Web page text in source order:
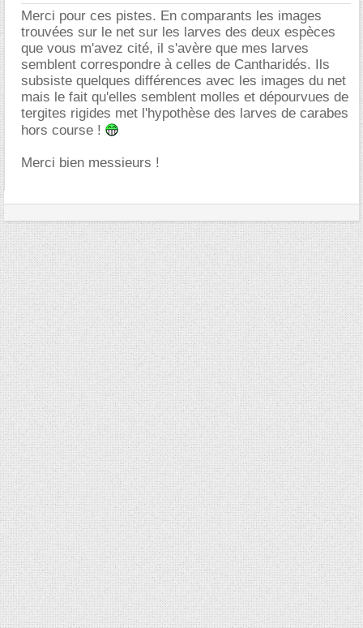
Merci pour ces pistes. En comparants les images
trouvées sur le net sur les larves des deux espèces
que vous m'avez cité, il s'avère que mes larves
semblent correspondre à celles de Cantharidés. Ils
subsiste quelques différences avec les images du net
mais le fait qu'elles semblent molles et dépourvues de
tergites rigides met l'hypothèse des larves de carabes
hors course !
Merci bien messieurs !